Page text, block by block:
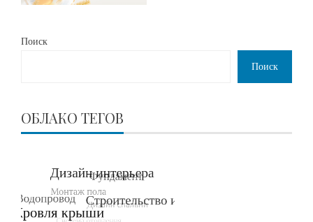
Поиск
Поиск
ОБЛАКО ТЕГОВ